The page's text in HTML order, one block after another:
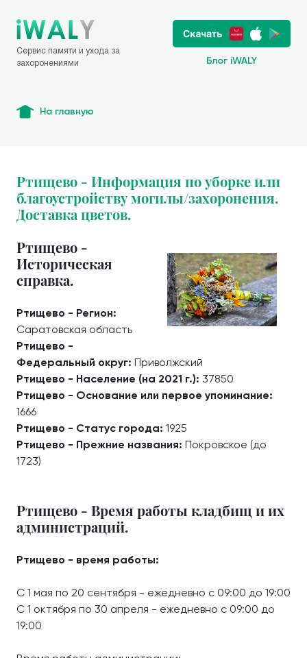
Сервис памяти и ухода за
захоронениями
Блог iWALY
На главную
Ртищево - Информация по уборке или
благоустройству могилы/захоронения.
Доставка цветов.
Ртищево -
Историческая
справка.
Ртищево - Регион:
Саратовская область
Ртищево -
Федеральный округ: Приволжский
Ртищево - Население (на 2021 г.): 37850
Ртищево - Основание или первое упоминание:
1666
Ртищево - Статус города: 1925
Ртищево - Прежние названия: Покровское (до
1723)
Ртищево - Время работы кладбищ и их
администраций.
Ртищево - время работы:
С 1 мая по 20 сентября - ежедневно с 09:00 до 19:00
С 1 октября по 30 апреля - ежедневно с 09:00 до
19:00